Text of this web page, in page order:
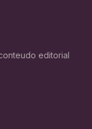
editorial